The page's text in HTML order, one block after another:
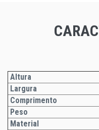
Altura
Largura
Comprimento
Peso
Material